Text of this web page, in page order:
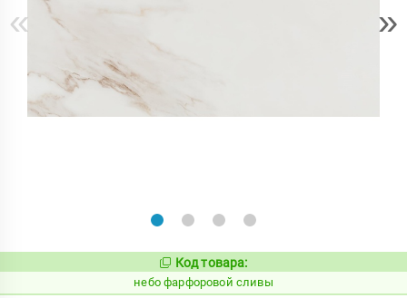
« »
Код:
1123261
Код товара:
небо фарфоровой сливы